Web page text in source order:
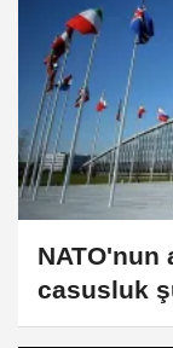
NATO'nun
casusluk
Kanadalı